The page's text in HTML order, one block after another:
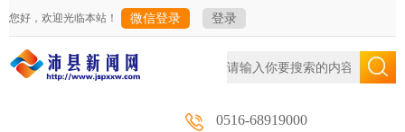
您好，欢迎光临本站！ 微信登录 登录
0516-68919000